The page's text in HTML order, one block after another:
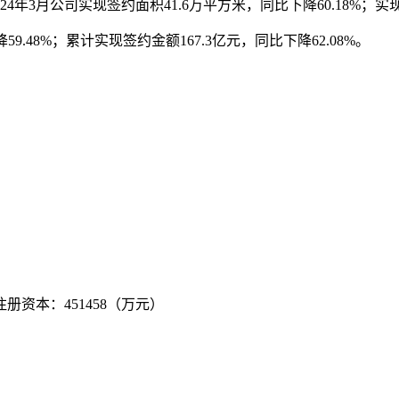
年3月公司实现签约面积41.6万平方米，同比下降60.18%；实
；累计实现签约金额167.3亿元，同比下降62.08%。
资本：451458（万元）